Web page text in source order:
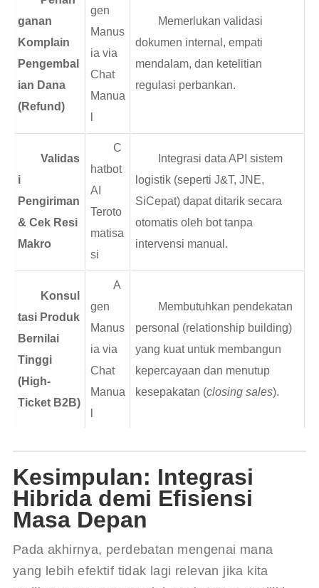
ganan
Komplain
Pengembal
ian Dana
(Refund)
gen
Manus
ia via
Chat
Manua
Memerlukan validasi
dokumen internal, empati
mendalam, dan ketelitian
regulasi perbankan.
Validas
i
Pengiriman
& Cek Resi
Makro
C
hatbot
AI
Teroto
matisa
si
Integrasi data API sistem
logistik (seperti J&T, JNE,
SiCepat) dapat ditarik secara
otomatis oleh bot tanpa
intervensi manual.
Konsul
tasi Produk
Bernilai
Tinggi
(High-
Ticket B2B)
A
gen
Manus
ia via
Chat
Manua
Membutuhkan pendekatan
personal (relationship building)
yang kuat untuk membangun
kepercayaan dan menutup
kesepakatan (closing sales).
Kesimpulan: Integrasi
Hibrida demi Efisiensi
Masa Depan
Pada akhirnya, perdebatan mengenai mana
yang lebih efektif tidak lagi relevan jika kita